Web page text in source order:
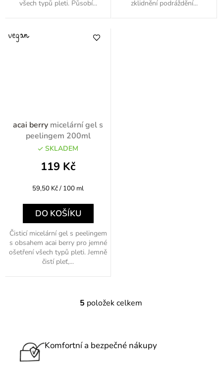
všech typů pleti. Působí... zklidnění podráždění...
acai berry micelární gel s
peelingem 200ml
SKLADEM
119 Kč
Měrná
59,50 Kč / 100 ml
DO KOŠÍKU
Čisticí micelární gel s peelingem
s obsahem acai berry pro jemné
ošetření všech typů pleti. Jemně
čistí pleť,...
O
á
5 položek celkem
Komfortní a bezpečné nákupy